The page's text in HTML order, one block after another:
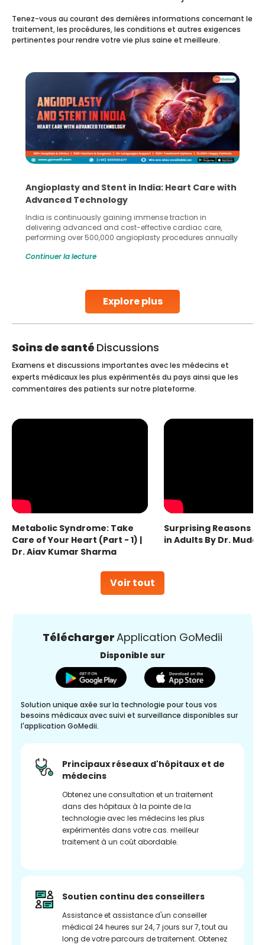
Explore plus
Tenez-vous au courant des dernières informations concernant le
traitement, les procédures, les conditions et autres exigences
pertinentes pour rendre votre vie plus saine et meilleure.
Angioplasty and Stent in India: Heart Care with
Advanced Technology
India is continuously gaining immense traction in
delivering advanced and cost-effective cardiac care,
performing over 500,000 angioplasty procedures annually
globe are searching for treatments like angioplasty and
Studies, such as one published
Continuer la lecture
Soins de santé Discussions
Voir tout
Examens et discussions importantes avec les médecins et
experts médicaux les plus expérimentés du pays ainsi que les
commentaires des patients sur notre plateforme.
Metabolic Syndrome: Take
Care of Your Heart (Part - 1) |
Dr. Ajay Kumar Sharma
Surprising Reasons
in Adults By Dr.
TéléchargerApplication GoMedii
Disponible sur
Solution unique axée sur la technologie pour tous vos
besoins médicaux avec suivi et surveillance disponibles sur
l'application GoMedii.
Principaux réseaux d'hôpitaux et de
médecins
Obtenez une consultation et un traitement
dans des hôpitaux à la pointe de la
technologie avec les médecins les plus
expérimentés dans votre cas. meilleur
traitement à un coût abordable.
Soutien continu des conseillers
Assistance et assistance d'un conseiller
médical 24 heures sur 24, 7 jours sur 7, tout au
long de votre parcours de traitement. Obtenez